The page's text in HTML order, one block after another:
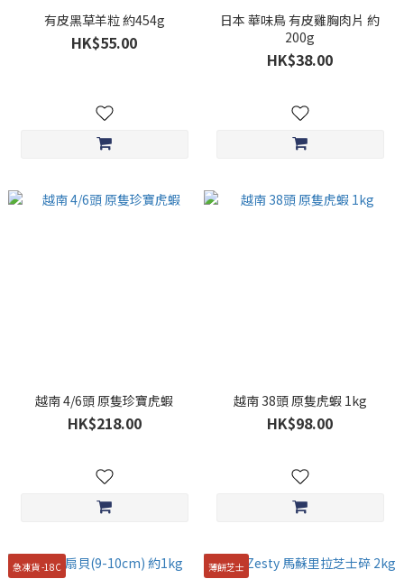
有皮黑草羊粒 約454g
HK$55.00
日本 華味鳥 有皮雞胸肉片 約
200g
HK$38.00
越南 4/6頭 原隻珍寶虎蝦
HK$218.00
越南 38頭 原隻虎蝦 1kg
HK$98.00
急凍貨 -18C 薄餅芝士